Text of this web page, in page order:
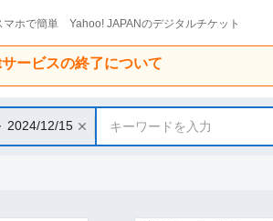
マホで簡単 Yahoo! JAPANのデジタルチケット
ービスの終了について
2024/12/15 キーワードを入力